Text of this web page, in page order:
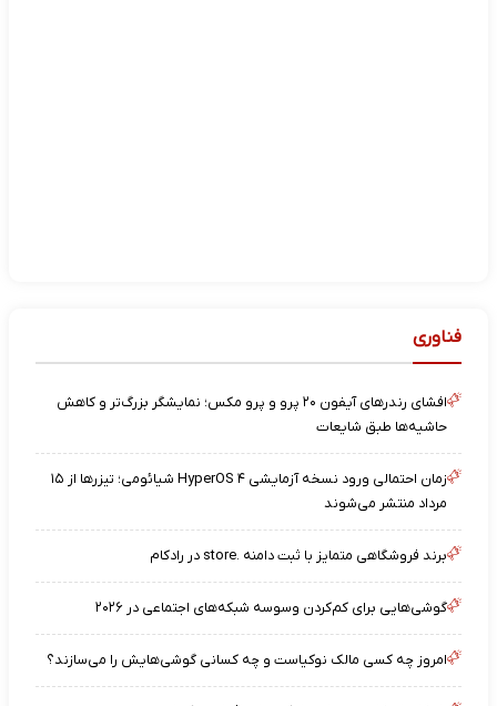
فناوری
افشای رندرهای آیفون ۲۰ پرو و پرو مکس؛ نمایشگر بزرگ‌تر و کاهش
حاشیه‌ها طبق شایعات
زمان احتمالی ورود نسخه آزمایشی HyperOS ۴ شیائومی؛ تیزرها از ۱۵
مرداد منتشر می‌شوند
برند فروشگاهی متمایز با ثبت دامنه .store در رادکام
گوشی‌هایی برای کم‌کردن وسوسه شبکه‌های اجتماعی در ۲۰۲۶
امروز چه کسی مالک نوکیاست و چه کسانی گوشی‌هایش را می‌سازند؟